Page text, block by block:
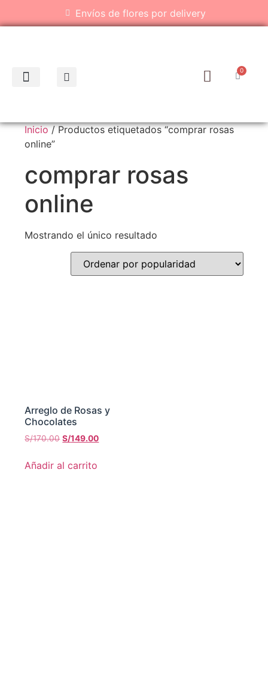
Envíos de flores por delivery
0
Inicio/ Productos etiquetados “comprar rosas
online”
comprar rosas
online
Mostrando el único resultado
Arreglo de Rosas y
Chocolates
S/170.00 S/149.00
Añadir al carrito